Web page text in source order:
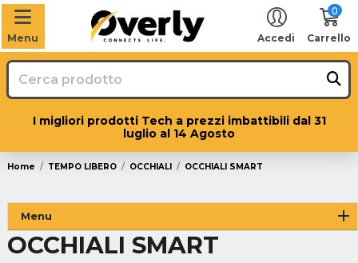
Menu Accedi
0
Carrello
I migliori prodotti Tech a prezzi imbattibili dal 31
luglio al 14 Agosto
Home TEMPO LIBERO OCCHIALI OCCHIALI SMART
OCCHIALI SMART
Menu